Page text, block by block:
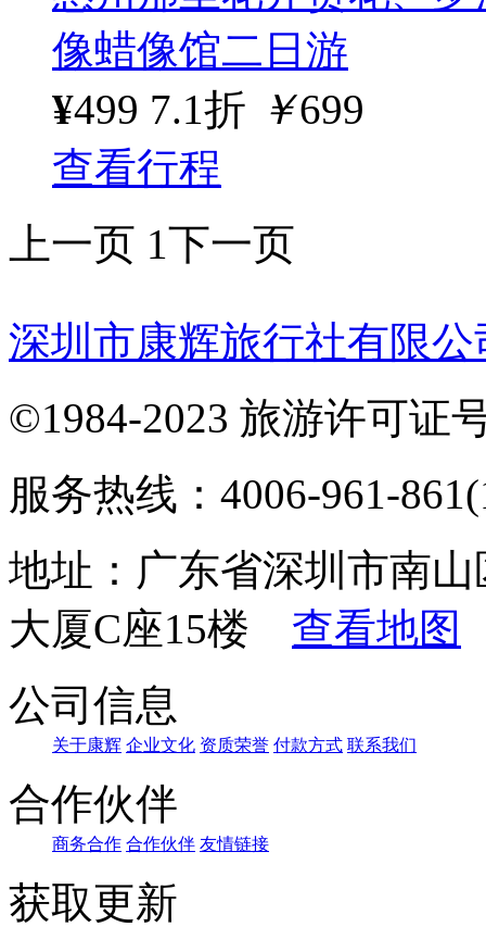
像蜡像馆二日游
¥499 7.1折 ￥699
查看行程
上一页 1下一页
深圳市康辉旅行社有限
©1984-2023 旅游许可证
服务热线：4006-961-
地址：广东省深圳市南
大厦C座15楼 查看地图
公司信息
关于康辉 企业文化 资质荣誉 付款方式 联系我们
合作伙伴
商务合作 合作伙伴 友情链接
获取更新